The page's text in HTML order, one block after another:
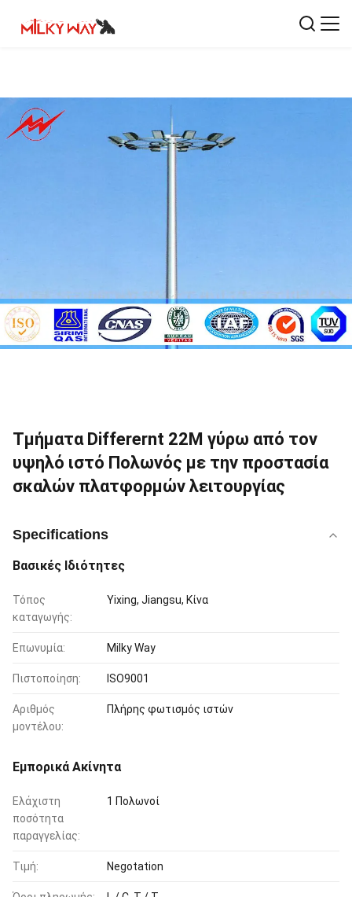
Τμήματα Differernt 22M γύρω από τον
υψηλό ιστό Πολωνός με την προστασία
σκαλών πλατφορμών λειτουργίας
Specifications
Βασικές Ιδιότητες
Τόπος
καταγωγής:
Yixing, Jiangsu, Κίνα
Επωνυμία: Milky Way
Πιστοποίηση: ISO9001
Αριθμός
μοντέλου:
Πλήρης φωτισμός ιστών
Εμπορικά Ακίνητα
Ελάχιστη
ποσότητα
παραγγελίας:
1 Πολωνοί
Τιμή: Negotation